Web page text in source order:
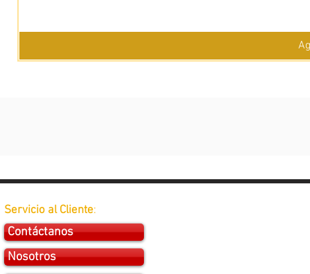
Servicio al Cliente:
Contáctanos
Nosotros